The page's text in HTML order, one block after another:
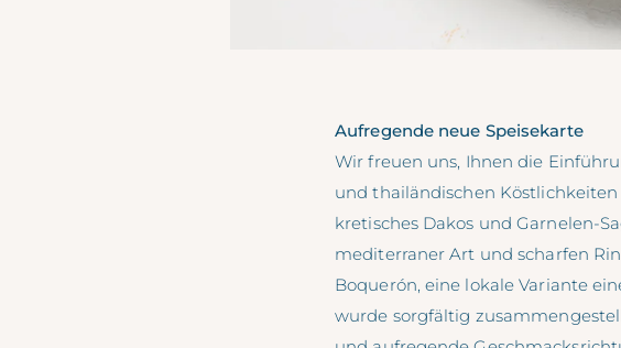
Aufregende neue Speisekarte
Wir freuen uns, Ihnen die
und thailändischen
kretisches Dakos und Garnelen-
mediterraner Art und scharfen
Boquerón, eine lokale Variante
wurde sorgfältig